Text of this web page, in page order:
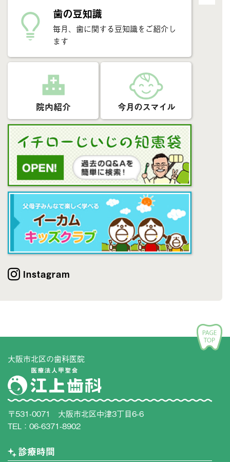
歯の豆知識
毎月、歯に関する豆知識をご紹介し
ます
院内紹介 今月のスマイル
Instagram
大阪市北区の歯科医院
〒531-0071 大阪市北区中津3丁目6-6
TEL： 06-6371-8902
診療時間